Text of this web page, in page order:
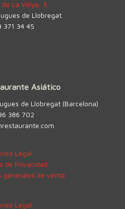
La Vinya, 3.
de Llobregat.
371 34 45
Asiático
de Llobregat (Barcelona)
386 702
Legal
de Privacidad
generales de venta
Legal